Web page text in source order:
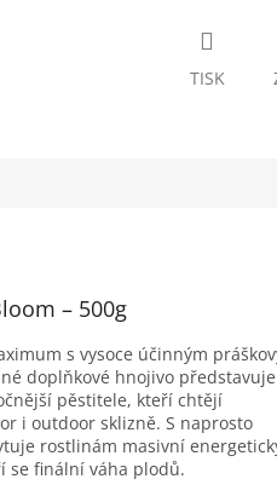
TISK
– 500g
s vysoce účinným
doplňkové hnojivo představuje
pěstitele, kteří chtějí
i outdoor sklizně. S naprosto
rostlinám masivní
se finální váha plodů.